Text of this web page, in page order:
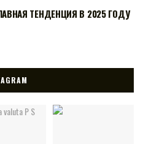
ТЕНДЕНЦИЯ В 2025 ГОДУ